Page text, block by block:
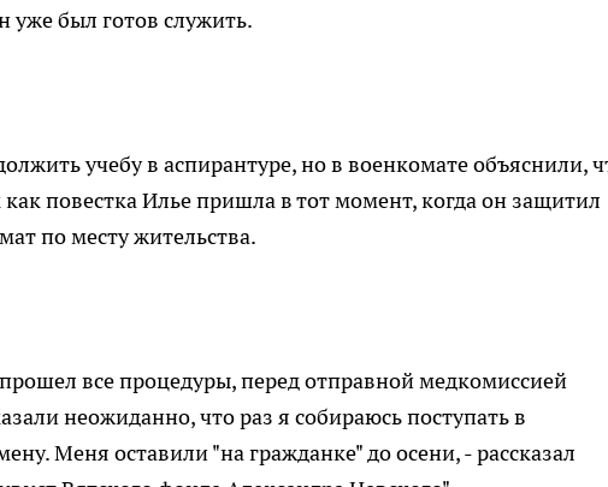
уже был готов служить.
учебу в аспирантуре, но в военкомате объяснили,
повестка Илье пришла в тот момент, когда он защитил
по месту жительства.
все процедуры, перед отправной медкомиссией
неожиданно, что раз я собираюсь поступать в
Меня оставили "на гражданке" до осени, - рассказал